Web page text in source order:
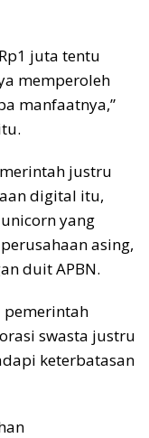
juta tentu
memperoleh
manfaatnya,”
justru
digital itu,
yang
asing,
duit APBN.
pemerintah
swasta justru
keterbatasan